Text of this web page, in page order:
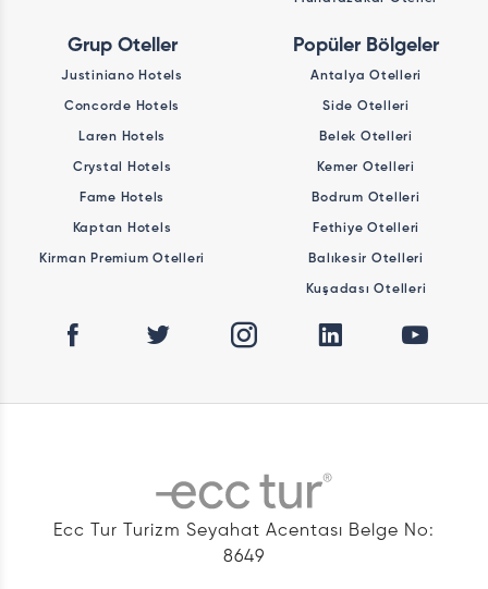
Grup Oteller
Justiniano Hotels
Concorde Hotels
Laren Hotels
Crystal Hotels
Fame Hotels
Kaptan Hotels
Kirman Premium Otelleri
Popüler Bölgeler
Antalya Otelleri
Side Otelleri
Belek Otelleri
Kemer Otelleri
Bodrum Otelleri
Fethiye Otelleri
Balıkesir Otelleri
Kuşadası Otelleri
Ecc Tur Turizm Seyahat Acentası Belge No:
8649